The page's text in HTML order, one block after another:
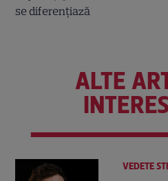
ALTE
VEDETE